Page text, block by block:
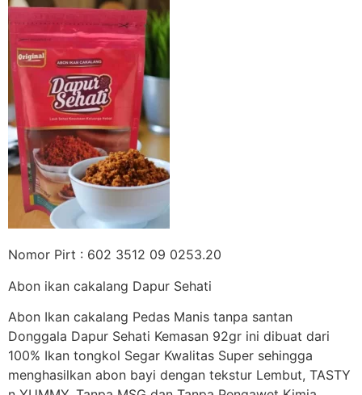
Nomor Pirt : 602 3512 09 0253.20
Abon ikan cakalang Dapur Sehati
Abon Ikan cakalang Pedas Manis tanpa santan
Donggala Dapur Sehati Kemasan 92gr ini dibuat dari
100% Ikan tongkol Segar Kwalitas Super sehingga
menghasilkan abon bayi dengan tekstur Lembut, TASTY